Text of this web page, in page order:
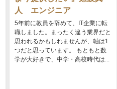
人 エンジニア
5年前に教員を辞めて、IT企業に転
職しました。まったく違う業界だと
思われるかもしれませんが、軸は1
つだと思っています。 もともと数
学が大好きで、中学・高校時代は...